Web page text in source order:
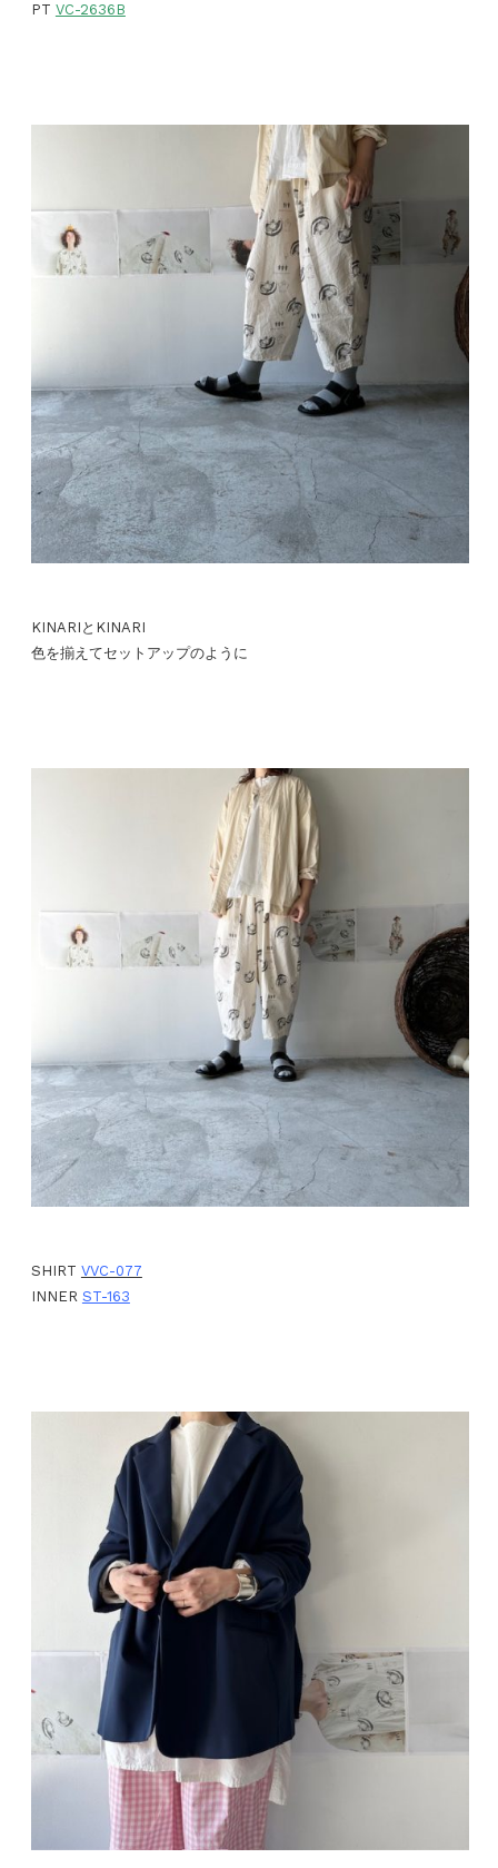
PT VC-2636B
KINARIとKINARI
色を揃えてセットアップのように
SHIRT VVC-077
INNER ST-163